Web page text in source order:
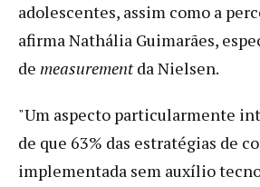
adolescentes, assim como a
afirma Nathália Guimarães,
de measurementda Nielsen.
"Um aspecto particularmente
de que 63% das estratégias de
implementada sem auxílio